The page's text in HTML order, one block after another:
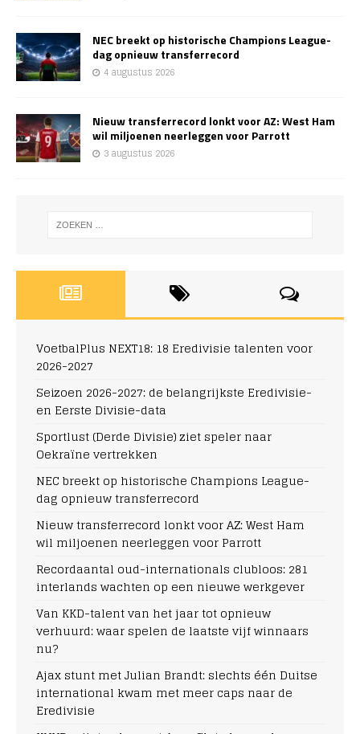
NEC breekt op historische Champions League-
dag opnieuw transferrecord
4 augustus 2026
Nieuw transferrecord lonkt voor AZ: West Ham
wil miljoenen neerleggen voor Parrott
3 augustus 2026
VoetbalPlus NEXT18: 18 Eredivisie talenten voor
2026-2027
Seizoen 2026-2027: de belangrijkste Eredivisie-
en Eerste Divisie-data
Sportlust (Derde Divisie) ziet speler naar
Oekraïne vertrekken
NEC breekt op historische Champions League-
dag opnieuw transferrecord
Nieuw transferrecord lonkt voor AZ: West Ham
wil miljoenen neerleggen voor Parrott
Recordaantal oud-internationals clubloos: 281
interlands wachten op een nieuwe werkgever
Van KKD-talent van het jaar tot opnieuw
verhuurd: waar spelen de laatste vijf winnaars
nu?
Ajax stunt met Julian Brandt: slechts één Duitse
international kwam met meer caps naar de
Eredivisie